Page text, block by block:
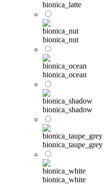
bionica_latte
bionica_nut
bionica_ocean
bionica_shadow
bionica_taupe_grey
bionica_white